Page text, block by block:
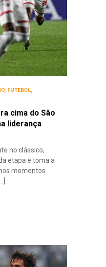
, FUTEBOL,
cima do São
liderança
no clássico,
etapa e toma a
momentos